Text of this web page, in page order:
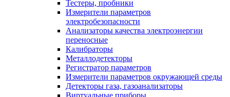
Тестеры, пробники
Измерители параметров
электробезопасности
Анализаторы качества электроэнергии
переносные
Калибраторы
Металлодетекторы
Регистратор параметров
Измерители параметров окружающей среды
Детекторы газа, газоанализаторы
Виртуальные приборы